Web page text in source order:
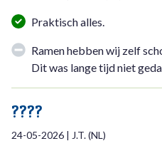
Praktisch alles.
Ramen hebben wij zelf
Dit was lange tijd niet
????
24-05-2026 | J.T.(NL)